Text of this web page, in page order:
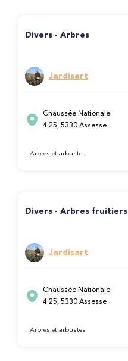
Divers - Arbres
Jardisart
Chaussée Nationale
4 25, 5330 Assesse
Arbres et arbustes
Divers - Arbres fruitiers
Jardisart
Chaussée Nationale
4 25, 5330 Assesse
Arbres et arbustes